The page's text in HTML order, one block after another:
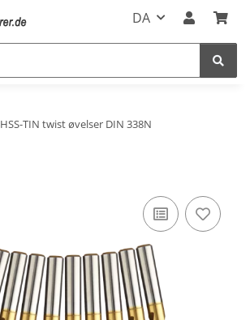
DA
HSS-TIN twist øvelser DIN 338N